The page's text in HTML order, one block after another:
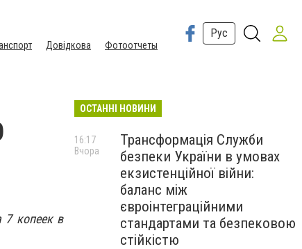
Довідкова Фотоотчеты
Рус
7 копеек в
ОСТАННІ НОВИНИ
Трансформація Служби
безпеки України в умовах
екзистенційної війни:
баланс між
євроінтеграційними
стандартами та безпековою
стійкістю
16:17
Вчора